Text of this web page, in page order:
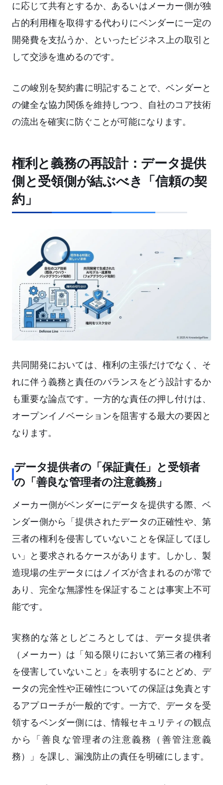
に応じて共有とするか、あるいはメーカー側が独
占的利用権を取得する代わりにベンダーに一定の
開発費を支払うか、といったビジネス上の取引と
して交渉を進めるのです。
この峻別を契約書に明記することで、ベンダーと
の健全な協力関係を維持しつつ、自社のコア技術
の流出を確実に防ぐことが可能になります。
権利と義務の再設計：データ提供
側と受領側が結ぶべき「信頼の契
約」
共同開発においては、権利の主張だけでなく、そ
れに伴う義務と責任のバランスをどう設計するか
も重要な論点です。一方的な責任の押し付けは、
オープンイノベーションを阻害する最大の要因と
なります。
データ提供者の「保証責任」と受領者
の「善良な管理者の注意義務」
メーカー側がベンダーにデータを提供する際、ベ
ンダー側から「提供されたデータの正確性や、第
三者の権利を侵害していないことを保証してほし
い」と要求されるケースがあります。しかし、製
造現場の生データにはノイズが含まれるのが常で
あり、完全な無謬性を保証することは事実上不可
能です。
実務的な落としどころとしては、データ提供者
（メーカー）は「知る限りにおいて第三者の権利
を侵害していないこと」を表明するにとどめ、デ
ータの完全性や正確性についての保証は免責とす
るアプローチが一般的です。一方で、データを受
領するベンダー側には、情報セキュリティの観点
から「善良な管理者の注意義務（善管注意義
務）」を課し、漏洩防止の責任を明確にします。